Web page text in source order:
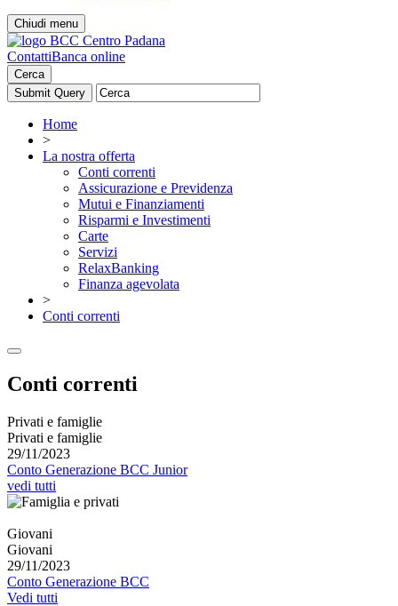
Chiudi menu
ContattiBanca online
Cerca
Home
>
La nostra offerta
Conti correnti
Assicurazione e Previdenza
Mutui e Finanziamenti
Risparmi e Investimenti
Carte
Servizi
RelaxBanking
Finanza agevolata
>
Conti correnti
Conti correnti
Privati e famiglie
Privati e famiglie
29/11/2023
Conto Generazione BCC Junior
vedi tutti
Giovani
Giovani
29/11/2023
Conto Generazione BCC
Vedi tutti